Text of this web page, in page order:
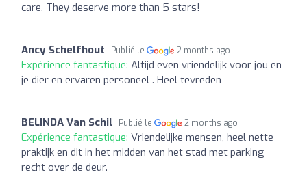
care. They deserve more than 5 stars!
Ancy Schelfhout Publié le 2 months ago
Expérience fantastique: Altijd even vriendelijk voor jou en
je dier en ervaren personeel . Heel tevreden
BELINDA Van Schil Publié le 2 months ago
Expérience fantastique: Vriendelijke mensen, heel nette
praktijk en dit in het midden van het stad met parking
recht over de deur.